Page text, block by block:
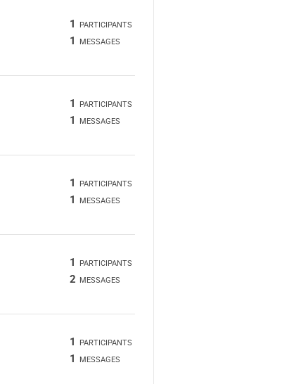
1 PARTICIPANTS
1 MESSAGES
1 PARTICIPANTS
1 MESSAGES
1 PARTICIPANTS
1 MESSAGES
1 PARTICIPANTS
2 MESSAGES
1 PARTICIPANTS
1 MESSAGES